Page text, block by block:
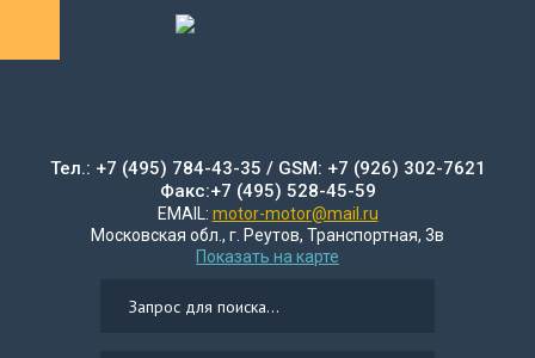
Тел.: +7 (495) 784-43-35 / GSM: +7 (926) 302-7621
Факс:+7 (495) 528-45-59
EMAIL: motor-motor@mail.ru
Московская обл., г. Реутов, Транспортная, 3в
Показать на карте